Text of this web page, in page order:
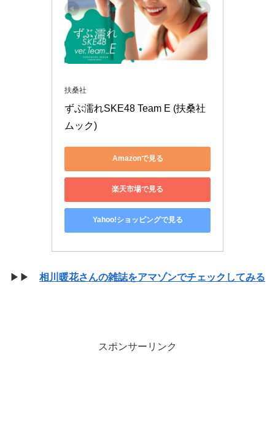
扶桑社
ずぶ濡れSKE48 Team E (扶桑社
ムック)
Amazonで見る
楽天市場で見る
Yahoo!ショッピングで見る
▶▶ 相川暖花さんの雑誌をアマゾンでチェックしてみる
スポンサーリンク